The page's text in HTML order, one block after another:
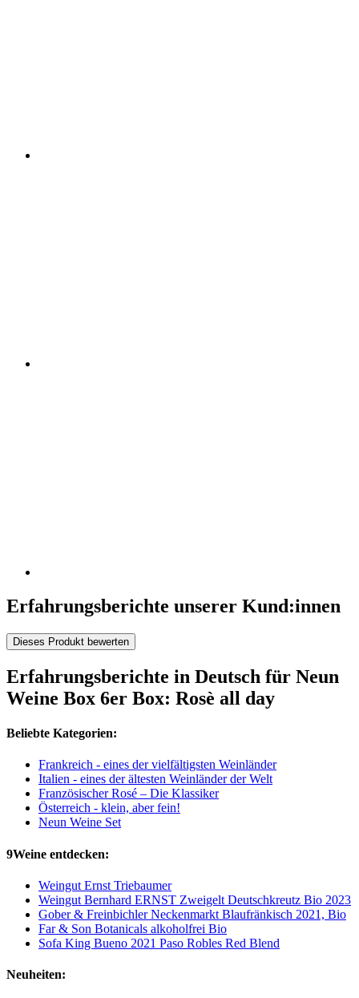
Erfahrungsberichte unserer Kund:innen
Dieses Produkt bewerten
Erfahrungsberichte in Deutsch für Neun
Weine Box 6er Box: Rosè all day
Beliebte Kategorien:
Frankreich - eines der vielfältigsten Weinländer
Italien - eines der ältesten Weinländer der Welt
Französischer Rosé – Die Klassiker
Österreich - klein, aber fein!
Neun Weine Set
9Weine entdecken:
Weingut Ernst Triebaumer
Weingut Bernhard ERNST Zweigelt Deutschkreutz Bio 2023
Gober & Freinbichler Neckenmarkt Blaufränkisch 2021, Bio
Far & Son Botanicals alkoholfrei Bio
Sofa King Bueno 2021 Paso Robles Red Blend
Neuheiten: